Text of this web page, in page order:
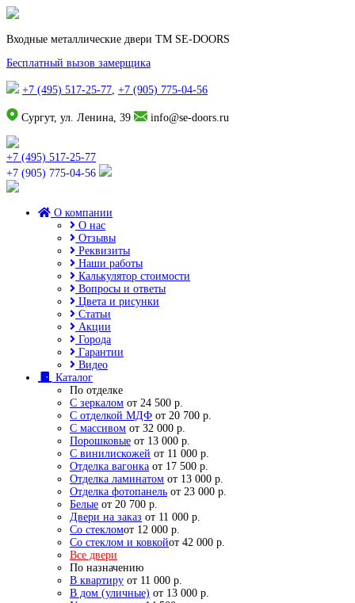
Входные металлические двери TM SE-DOORS
Бесплатный вызов замерщика
+7 (495) 517-25-77, +7 (905) 775-04-56
Сургут, ул. Ленина, 39 info@se-doors.ru
+7 (495) 517-25-77
+7 (905) 775-04-56
О компании
О нас
Отзывы
Реквизиты
Наши работы
Калькулятор стоимости
Вопросы и ответы
Цвета и рисунки
Статьи
Акции
Города
Гарантии
Видео
Каталог
По отделке
С зеркалом от 24 500 р.
С отделкой МДФ от 20 700 р.
С массивом от 32 000 р.
Порошковые от 13 000 р.
С винилискожей от 11 000 р.
Отделка вагонка от 17 500 р.
Отделка ламинатом от 13 000 р.
Отделка фотопанель от 23 000 р.
Белые от 20 700 р.
Двери на заказ от 11 000 р.
Со стекломот 12 000 р.
Со стеклом и ковкойот 42 000 р.
Все двери
По назначению
В квартиру от 11 000 р.
В дом (уличные) от 13 000 р.